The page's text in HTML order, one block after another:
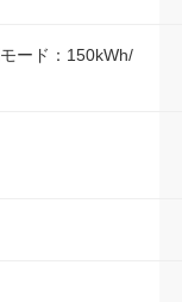
ード：150kWh/